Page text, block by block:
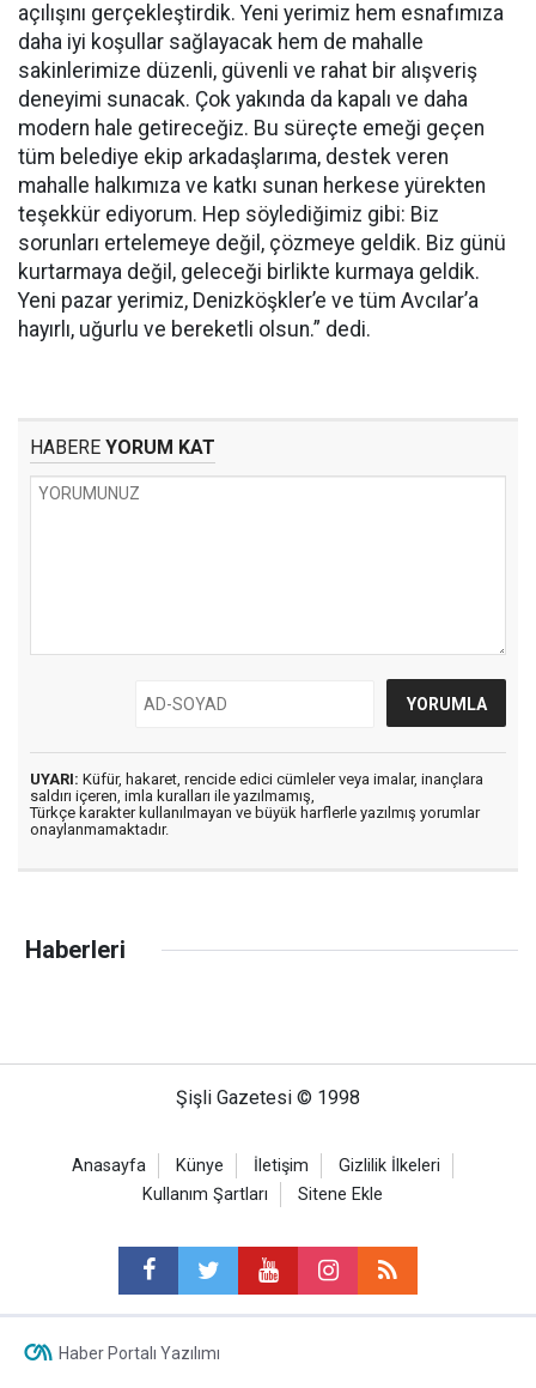
açılışını gerçekleştirdik. Yeni yerimiz hem esnafımıza
daha iyi koşullar sağlayacak hem de mahalle
sakinlerimize düzenli, güvenli ve rahat bir alışveriş
deneyimi sunacak. Çok yakında da kapalı ve daha
modern hale getireceğiz. Bu süreçte emeği geçen
tüm belediye ekip arkadaşlarıma, destek veren
mahalle halkımıza ve katkı sunan herkese yürekten
teşekkür ediyorum. Hep söylediğimiz gibi: Biz
sorunları ertelemeye değil, çözmeye geldik. Biz günü
kurtarmaya değil, geleceği birlikte kurmaya geldik.
Yeni pazar yerimiz, Denizköşkler’e ve tüm Avcılar’a
hayırlı, uğurlu ve bereketli olsun.” dedi.
HABERE YORUM KAT
UYARI: Küfür, hakaret, rencide edici cümleler veya imalar, inançlara
saldırı içeren, imla kuralları ile yazılmamış,
Türkçe karakter kullanılmayan ve büyük harflerle yazılmış yorumlar
onaylanmamaktadır.
Haberleri
Şişli Gazetesi © 1998
Anasayfa Künye İletişim
Gizlilik İlkeleri
Kullanım Şartları
Sitene Ekle
Haber Portalı Yazılımı